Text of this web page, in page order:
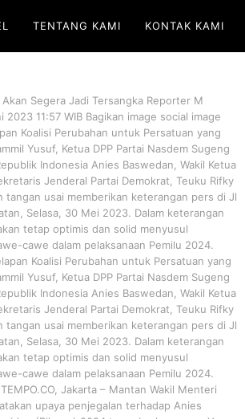
TENTANG KAMI KONTAK KAMI
Segera Jadi Tersangka Reporter M
11:57 WIB Bagikan image social image
Koalisi Perubahan untuk Persatuan yang
Yusuf, Ketua DPP Partai Nasdem Sugeng
Indonesia Anies Baswedan, Wakil Ketua
Jenderal Partai Demokrat, Teuku Rifky
usai memberikan keterangan pers di Jl
Selasa, 30 Mei 2023. Dalam keterangan
tetap optimis dan solid menyusul
cawe dalam pelaksanaan Pemilu 2024.
Koalisi Perubahan untuk Persatuan yang
Yusuf, Ketua DPP Partai Nasdem Sugeng
Indonesia Anies Baswedan, Wakil Ketua
Jenderal Partai Demokrat, Teuku Rifky
usai memberikan keterangan pers di Jl
Selasa, 30 Mei 2023. Dalam keterangan
tetap optimis dan solid menyusul
cawe dalam pelaksanaan Pemilu 2024.
Jakarta – Mantan Wakil Menteri
upaya penjegalan terhadap Anies